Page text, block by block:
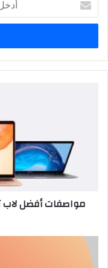
بريدك
الإلكتروني
مواصفات أفضل لاب